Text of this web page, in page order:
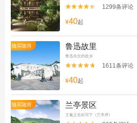

 1299条评论
¥40起
随买随用 鲁迅故里
鲁迅先生的故乡

 1611条评论
¥40起
随买随用 兰亭景区
王羲之在此写下《兰亭序》